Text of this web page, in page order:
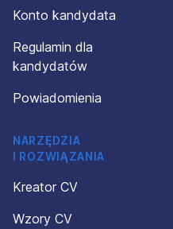
Konto kandydata
Regulamin dla
kandydatów
Powiadomienia
NARZĘDZIA
I ROZWIĄZANIA
Kreator CV
Wzory CV